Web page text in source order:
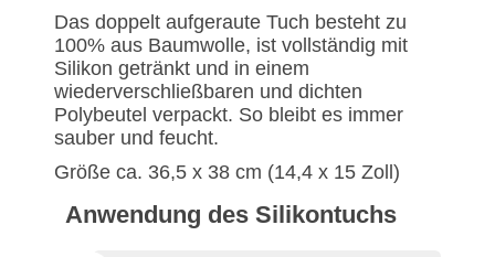
Das doppelt aufgeraute Tuch besteht zu
100% aus Baumwolle, ist vollständig mit
Silikon getränkt und in einem
wiederverschließbaren und dichten
Polybeutel verpackt. So bleibt es immer
sauber und feucht.
Größe ca. 36,5 x 38 cm (14,4 x 15 Zoll)
Anwendung des Silikontuchs